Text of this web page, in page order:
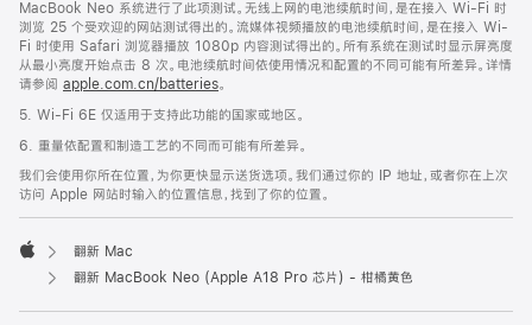
MacBook Neo 系统进行了此项测试。无线上网的电池续航时间，是在接入 Wi-Fi 时
浏览 25 个受欢迎的网站测试得出的。流媒体视频播放的电池续航时间，是在接入 Wi-
Fi 时使用 Safari 浏览器播放 1080p 内容测试得出的。所有系统在测试时显示屏亮度
从最小亮度开始点击 8 次。电池续航时间依使用情况和配置的不同可能有所差异。详情
请参阅 apple.com.cn/batteries。
5. Wi-Fi 6E 仅适用于支持此功能的国家或地区。
6. 重量依配置和制造工艺的不同而可能有所差异。
我们会使用你所在位置，为你更快显示送货选项。我们通过你的 IP 地址，或者你在上次
访问 Apple 网站时输入的位置信息，找到了你的位置。
Apple
翻新 Mac
翻新 MacBook Neo (Apple A18 Pro 芯片) - 柑橘黄色